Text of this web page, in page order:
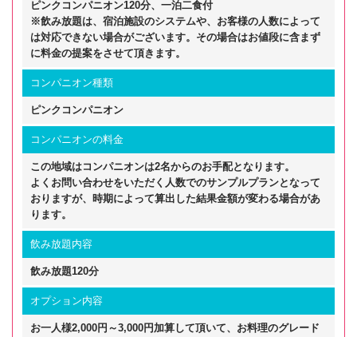
ピンクコンパニオン120分、一泊二食付
※飲み放題は、宿泊施設のシステムや、お客様の人数によって
は対応できない場合がございます。その場合はお値段に含まず
に料金の提案をさせて頂きます。
コンパニオン種類
ピンクコンパニオン
コンパニオンの料金
この地域はコンパニオンは2名からのお手配となります。
よくお問い合わせをいただく人数でのサンプルプランとなって
おりますが、時期によって算出した結果金額が変わる場合があ
ります。
飲み放題内容
飲み放題120分
オプション内容
お一人様2,000円～3,000円加算して頂いて、お料理のグレード